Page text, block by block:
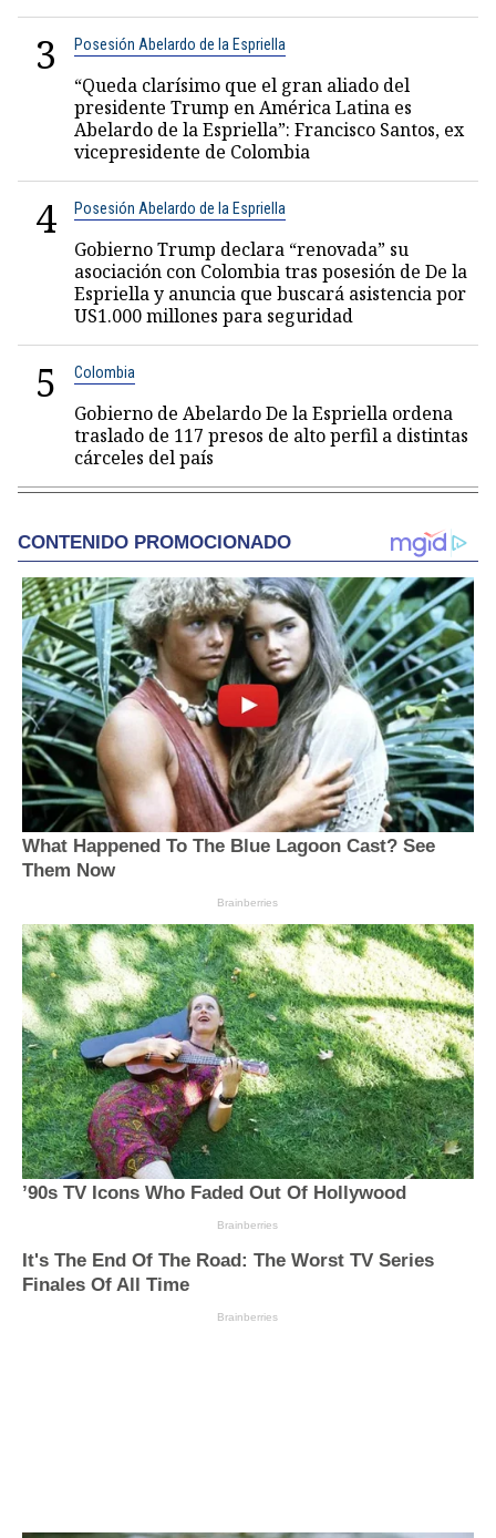
3 Posesión Abelardo de la Espriella
“Queda clarísimo que el gran aliado del
presidente Trump en América Latina es
Abelardo de la Espriella”: Francisco Santos, ex
vicepresidente de Colombia
4 Posesión Abelardo de la Espriella
Gobierno Trump declara “renovada” su
asociación con Colombia tras posesión de De la
Espriella y anuncia que buscará asistencia por
US1.000 millones para seguridad
5 Colombia
Gobierno de Abelardo De la Espriella ordena
traslado de 117 presos de alto perfil a distintas
cárceles del país